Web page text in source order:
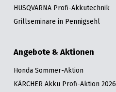
HUSQVARNA Profi-Akkutechnik
Grillseminare in Pennigsehl
Angebote & Aktionen
Honda Sommer-Aktion
KÄRCHER Akku Profi-Aktion 2026